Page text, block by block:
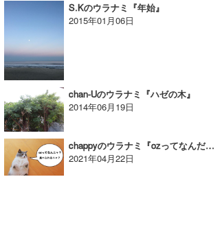
S.Kのウラナミ『年始』
2015年01月06日
chan-Uのウラナミ『ハゼの木』
2014年06月19日
chappyのウラナミ『ozってなんだ？なんだか大事らしいから調べてみた』
2021年04月22日